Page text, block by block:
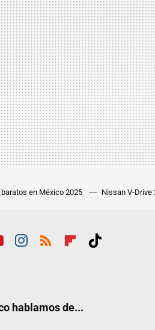
en México 2025 Nissan V-Drive
hablamos de...